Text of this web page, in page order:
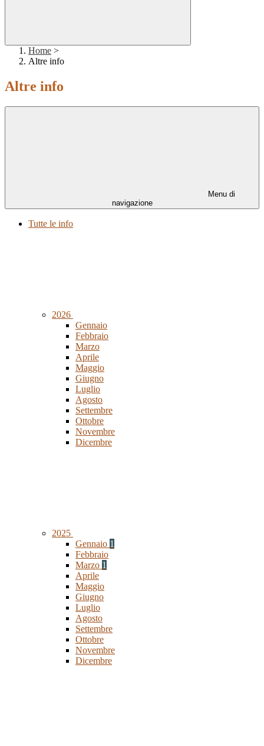
Home >
Altre info
Altre info
Menu di
navigazione
Tutte le info
2026
Gennaio
Febbraio
Marzo
Aprile
Maggio
Giugno
Luglio
Agosto
Settembre
Ottobre
Novembre
Dicembre
2025
Gennaio 1
Febbraio
Marzo 1
Aprile
Maggio
Giugno
Luglio
Agosto
Settembre
Ottobre
Novembre
Dicembre